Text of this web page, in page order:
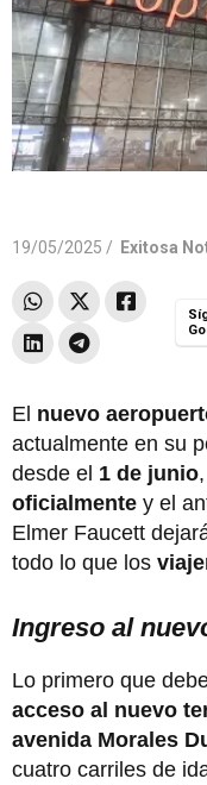
19/05/2025 / Exitosa
El nuevo
actualmente en su
desde el 1 de junio
oficialmente y el
Elmer Faucett
todo lo que los
Ingreso al
Lo primero que
acceso al nuevo
avenida Morales
cuatro carriles de